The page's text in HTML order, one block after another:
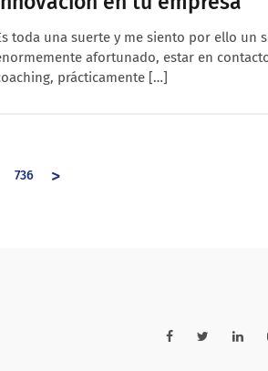
toda una suerte y me siento por ello un
afortunado, estar en
prácticamente […]
736 >